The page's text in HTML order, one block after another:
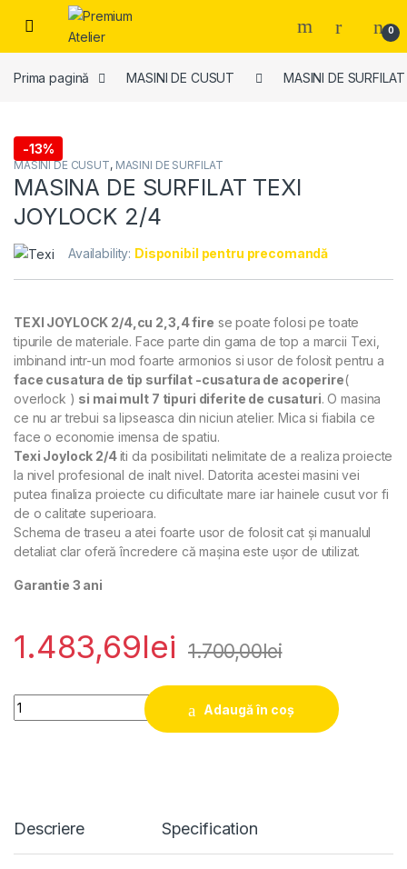
Skip to navigation
Skip to content
0
Prima pagină MASINI DE CUSUT MASINI DE SURFILAT
-13%
MASINI DE CUSUT, MASINI DE SURFILAT
MASINA DE SURFILAT TEXI
JOYLOCK 2/4
Availability: Disponibil pentru precomandă
TEXI JOYLOCK 2/4,cu 2,3,4 fire se poate folosi pe toate
tipurile de materiale. Face parte din gama de top a marcii Texi,
imbinand intr-un mod foarte armonios si usor de folosit pentru a
face cusatura de tip surfilat -cusatura de acoperire(
overlock ) si mai mult 7 tipuri diferite de cusaturi. O masina
ce nu ar trebui sa lipseasca din niciun atelier. Mica si fiabila ce
face o economie imensa de spatiu.
Texi Joylock 2/4iti da posibilitati nelimitate de a realiza proiecte
la nivel profesional de inalt nivel. Datorita acestei masini vei
putea finaliza proiecte cu dificultate mare iar hainele cusut vor fi
de o calitate superioara.
Schema de traseu a atei foarte usor de folosit cat și manualul
detaliat clar oferă încredere că mașina este ușor de utilizat.
Garantie 3 ani
1.483,69lei 1.700,00lei
Quantity
Adaugă în coș
Descriere Specification